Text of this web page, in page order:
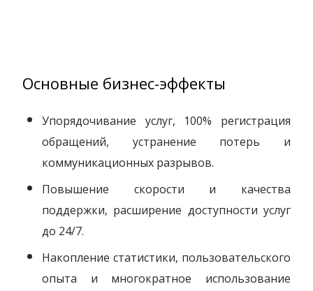
Основные бизнес-эффекты
Упорядочивание услуг, 100% регистрация
обращений, устранение потерь и
коммуникационных разрывов.
Повышение скорости и качества
поддержки, расширение доступности услуг
до 24/7.
Накопление статистики, пользовательского
опыта и многократное использование